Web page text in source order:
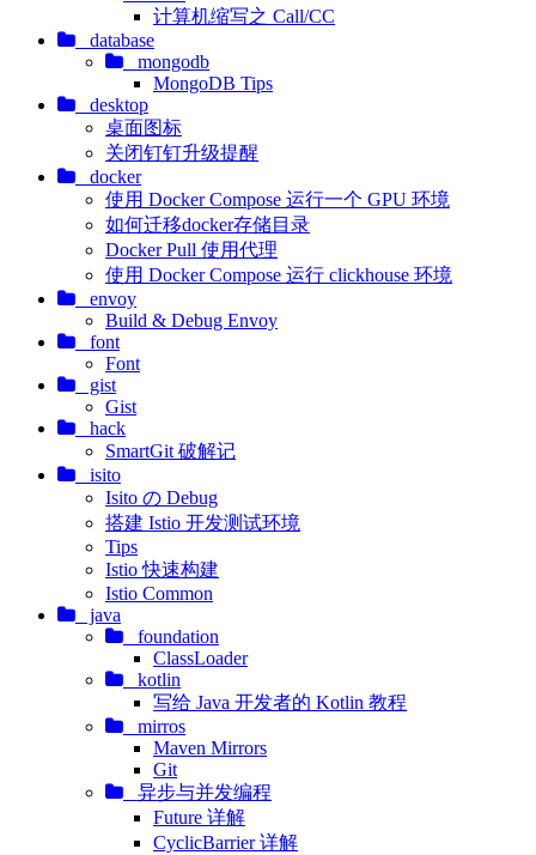
计算机缩写之 Call/CC
database
mongodb
MongoDB Tips
desktop
桌面图标
关闭钉钉升级提醒
docker
使用 Docker Compose 运行一个 GPU 环境
如何迁移docker存储目录
Docker Pull 使用代理
使用 Docker Compose 运行 clickhouse 环境
envoy
Build & Debug Envoy
font
Font
gist
Gist
hack
SmartGit 破解记
isito
Isito の Debug
搭建 Istio 开发测试环境
Tips
Istio 快速构建
Istio Common
java
foundation
ClassLoader
kotlin
写给 Java 开发者的 Kotlin 教程
mirros
Maven Mirrors
Git
异步与并发编程
Future 详解
CyclicBarrier 详解